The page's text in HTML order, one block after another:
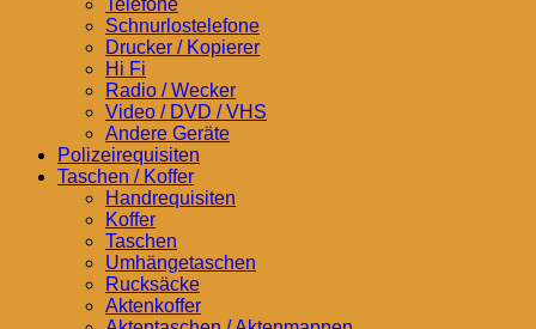
Telefone
Schnurlostelefone
Drucker / Kopierer
Hi Fi
Radio / Wecker
Video / DVD / VHS
Andere Geräte
Polizeirequisiten
Taschen / Koffer
Handrequisiten
Koffer
Taschen
Umhängetaschen
Rucksäcke
Aktenkoffer